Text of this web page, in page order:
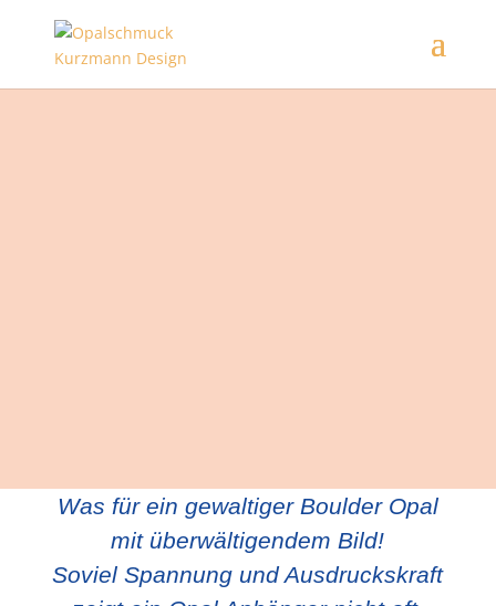
Was für ein gewaltiger Boulder Opal
mit überwältigendem Bild!
Soviel Spannung und Ausdruckskraft